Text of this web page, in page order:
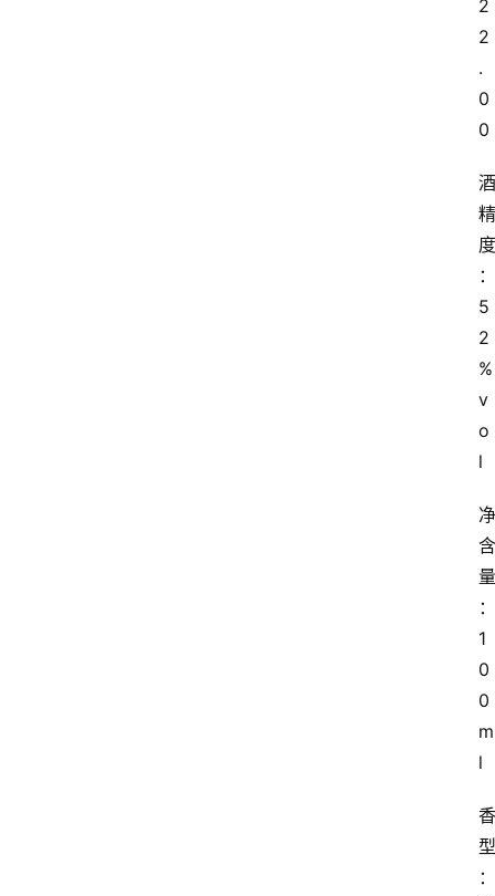
2
2
.
0
0
酒
精
度
：
5
2
%
v
o
l
净
含
量
：
1
0
0
m
l
香
型
：